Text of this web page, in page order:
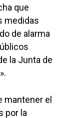
que
medidas
de alarma
la Junta de
mantener el
por la